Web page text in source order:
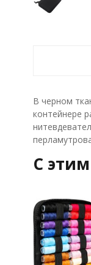
В черном
контейнере
C